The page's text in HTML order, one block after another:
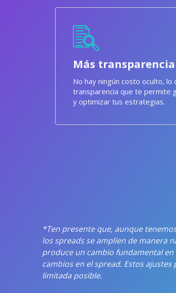
Más transparencia
No hay ningún costo oculto,
transparencia que te permite
y optimizar tus estrategias.
*Ten presente que, aunque
los spreads se amplíen de manera
produce un cambio fundamental
cambios en el spread. Estos
limitada posible.